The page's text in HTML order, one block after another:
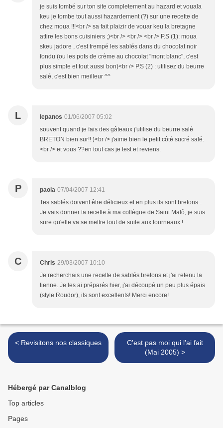
je suis tombé sur ton site completement au hazard et vouala
keu je tombe tout aussi hazardement (?) sur une recette de
chez moua !!!<br /> sa fait plaizir de vouar keu la bretagne
attire les bons cuisiniers ;)<br /> <br /> <br /> P.S (1): moua
skeu jadore , c'est trempé les sablés dans du chocolat noir
fondu (ou les pots de crème au chocolat "mont blanc", c'est
plus simple et tout aussi bon)<br /> P.S (2) : utilisez du beurre
salé, c'est bien meilleur ^^
L lepanos 01/06/2007 05:02
souvent quand je fais des gâteaux j'utilise du beurre salé
BRETON bien sur!!:)<br /> j'aime bien le petit côté sucré salé.
<br /> et vous ??en tout cas je test et reviens.
P paola 07/04/2007 12:41
Tes sablés doivent être délicieux et en plus ils sont bretons...
Je vais donner ta recette à ma collègue de Saint Malô, je suis
sure qu'elle va se mettre tout de suite aux fourneaux !
C Chris 29/03/2007 10:10
Je recherchais une recette de sablés bretons et j'ai retenu la
tienne. Je les ai préparés hier, j'ai découpé un peu plus épais
(style Roudor), ils sont excellents! Merci encore!
< Revisitons nos classiques
C'est pas moi qui l'ai fait
(Mai 2005) >
Hébergé par Canalblog
Top articles
Pages